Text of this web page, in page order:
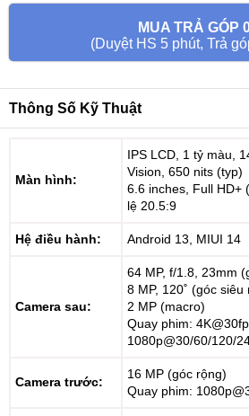
MUA TRẢ GÓP
(Duyệt HS 5 phút, Trả
Thông Số Kỹ Thuật
Màn hình:
IPS LCD, 1 tỷ màu,
Vision, 650 nits (typ)
6.6 inches, Full HD+
lệ 20.5:9
Hệ điều hành: Android 13, MIUI 14
Camera sau:
64 MP, f/1.8, 23mm
8 MP, 120˚ (góc siêu
2 MP (macro)
Quay phim:
1080p@30/60/120/
Camera trước:
16 MP (góc rộng)
Quay phim: